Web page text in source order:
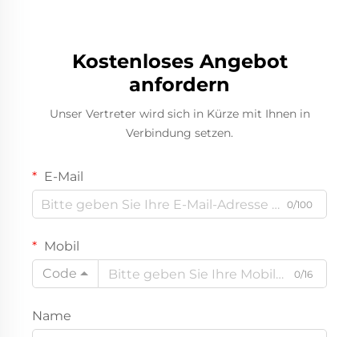
Kostenloses Angebot
anfordern
Unser Vertreter wird sich in Kürze mit Ihnen in
Verbindung setzen.
E-Mail
0/100
Mobil
Code
0/16
Name